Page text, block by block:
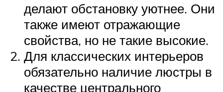
делают обстановку уютнее. Они
также имеют отражающие
свойства, но не такие высокие.
Для классических интерьеров
обязательно наличие люстры в
качестве центрального